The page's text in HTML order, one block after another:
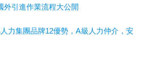
外引進作業流程大公開
力集團品牌12優勢，A級人力仲介，安